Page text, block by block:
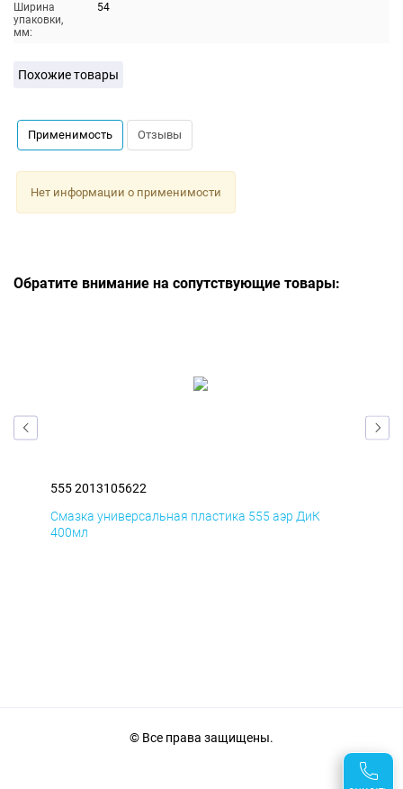
Ширина
упаковки,
мм:
54
Похожие товары
Применимость Отзывы
Нет информации о применимости
Обратите внимание на сопутствующие товары:
555 2013105622
Смазка универсальная пластика 555 аэр ДиК
400мл
© Все права защищены.